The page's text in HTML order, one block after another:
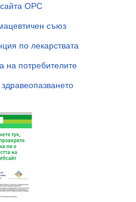
сайта ОРС
съюз
по лекарствата
на потребителите